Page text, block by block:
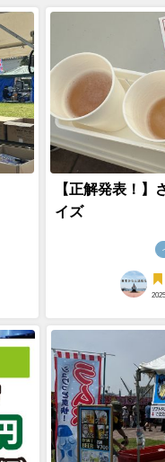
【正解発表！】
イズ